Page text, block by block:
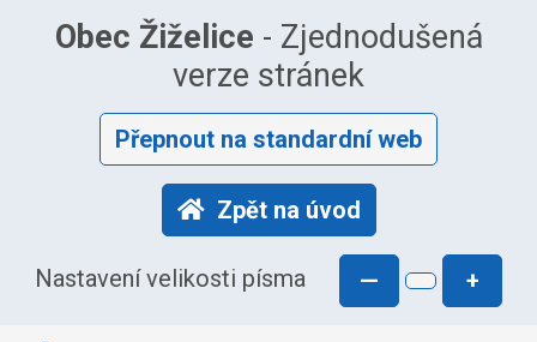
Obec Žiželice - Zjednodušená
verze stránek
Přepnout na standardní web
Zpět na úvod
Nastavení velikosti písma — +